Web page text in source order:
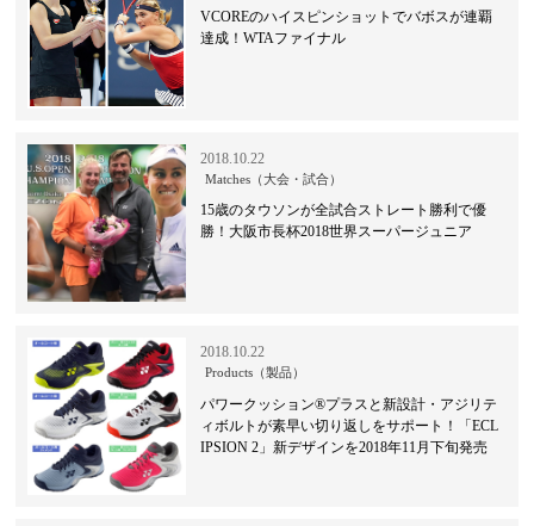
VCOREのハイスピンショットでバボスが連覇
達成！WTAファイナル
2018.10.22
Matches（大会・試合）
15歳のタウソンが全試合ストレート勝利で優
勝！大阪市長杯2018世界スーパージュニア
2018.10.22
Products（製品）
パワークッション®プラスと新設計・アジリテ
ィボルトが素早い切り返しをサポート！「ECL
IPSION 2」新デザインを2018年11月下旬発売